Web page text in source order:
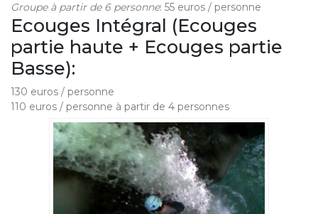
Groupe à partir de 6 personne: 55 euros / personne
Ecouges Intégral (Ecouges
partie haute + Ecouges partie
Basse):
130 euros / personne
110 euros / personne à partir de 4 personnes